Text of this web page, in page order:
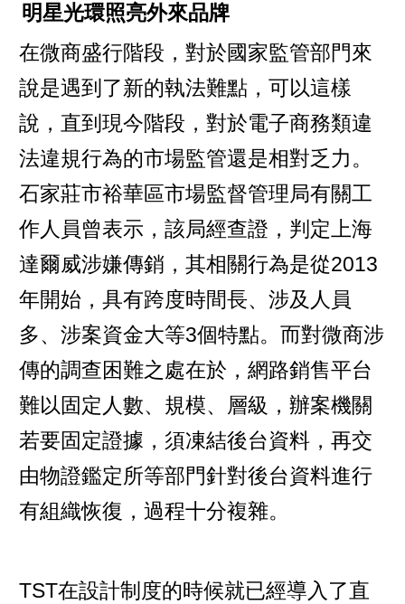
明星光環照亮外來品牌
在微商盛行階段，對於國家監管部門來
說是遇到了新的執法難點，可以這樣
說，直到現今階段，對於電子商務類違
法違規行為的市場監管還是相對乏力。
石家莊市裕華區市場監督管理局有關工
作人員曾表示，該局經查證，判定上海
達爾威涉嫌傳銷，其相關行為是從2013
年開始，具有跨度時間長、涉及人員
多、涉案資金大等3個特點。而對微商涉
傳的調查困難之處在於，網路銷售平台
難以固定人數、規模、層級，辦案機關
若要固定證據，須凍結後台資料，再交
由物證鑑定所等部門針對後台資料進行
有組織恢復，過程十分複雜。
TST在設計制度的時候就已經導入了直